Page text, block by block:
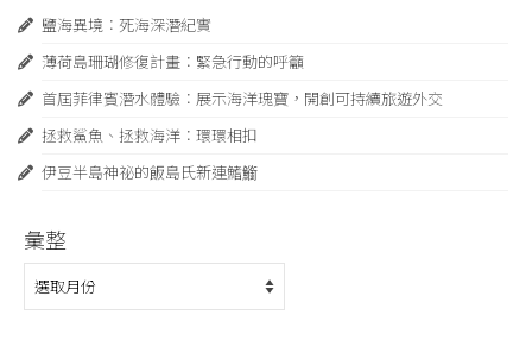
鹽海異境：死海深潛紀實
薄荷島珊瑚修復計畫：緊急⾏動的呼籲
首屆菲律賓潛水體驗：展示海洋瑰寶，開創可持續旅遊外交
拯救鯊魚、拯救海洋：環環相扣
伊豆半島神祕的飯島氏新連鰭䲗
彙整
彙
整